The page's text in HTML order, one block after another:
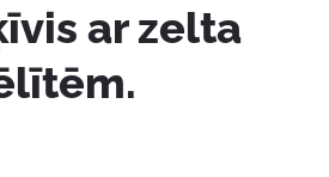
ar zelta